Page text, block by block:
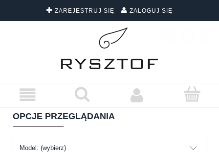
ZAREJESTRUJ SIĘ ZALOGUJ SIĘ
DARMOWA DOSTAWA WSZYSTKICH ZAMÓWIEŃ
OPCJE PRZEGLĄDANIA
Model: (wybierz)